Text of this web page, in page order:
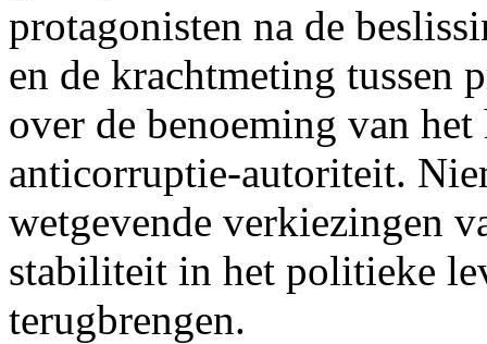
protagonisten na de
en de krachtmeting tussen
over de benoeming van
anticorruptie-autoriteit.
wetgevende verkiezingen
stabiliteit in het politieke
terugbrengen.